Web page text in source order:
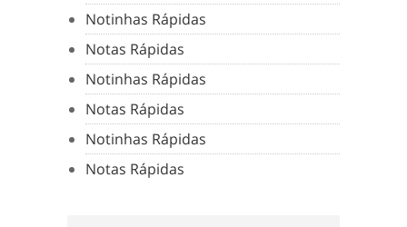
Notinhas Rápidas
Notas Rápidas
Notinhas Rápidas
Notas Rápidas
Notinhas Rápidas
Notas Rápidas